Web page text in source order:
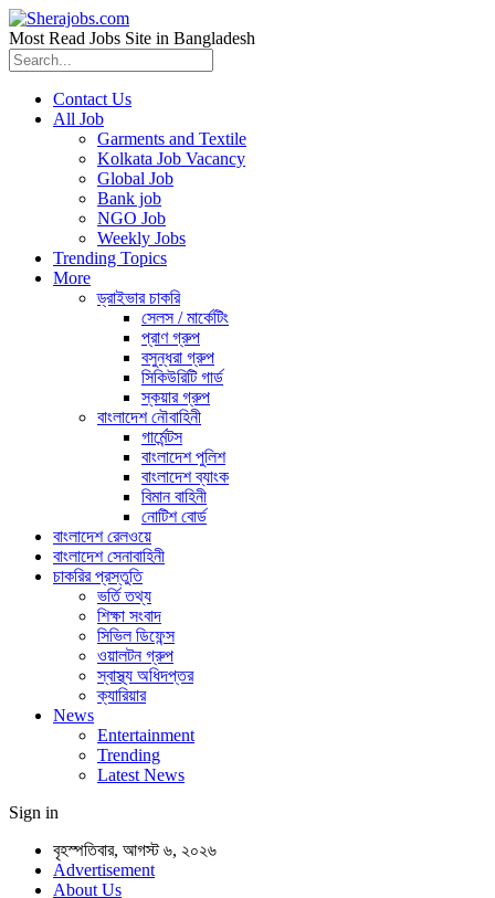
Most Read Jobs Site in Bangladesh
Contact Us
All Job
Garments and Textile
Kolkata Job Vacancy
Global Job
Bank job
NGO Job
Weekly Jobs
Trending Topics
More
ড্রাইভার চাকরি
সেলস / মার্কেটিং
প্রাণ গ্রুপ
বসুন্ধরা গ্রুপ
সিকিউরিটি গার্ড
স্কয়ার গ্রুপ
বাংলাদেশ নৌবাহিনী
গার্মেন্টস
বাংলাদেশ পুলিশ
বাংলাদেশ ব্যাংক
বিমান বাহিনী
নোটিশ বোর্ড
বাংলাদেশ রেলওয়ে
বাংলাদেশ সেনাবাহিনী
চাকরির প্রস্তুতি
ভর্তি তথ্য
শিক্ষা সংবাদ
সিভিল ডিফেন্স
ওয়ালটন গ্রুপ
স্বাস্থ্য অধিদপ্তর
ক্যারিয়ার
News
Entertainment
Trending
Latest News
Sign in
বৃহস্পতিবার, আগস্ট ৬, ২০২৬
Advertisement
About Us